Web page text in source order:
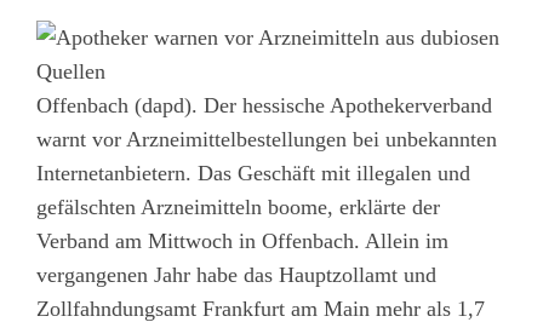
Offenbach (dapd). Der hessische Apothekerverband
warnt vor Arzneimittelbestellungen bei unbekannten
Internetanbietern. Das Geschäft mit illegalen und
gefälschten Arzneimitteln boome, erklärte der
Verband am Mittwoch in Offenbach. Allein im
vergangenen Jahr habe das Hauptzollamt und
Zollfahndungsamt Frankfurt am Main mehr als 1,7